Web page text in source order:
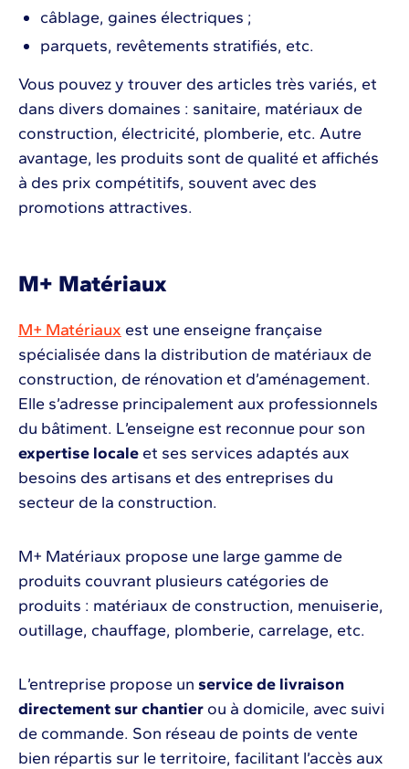
câblage, gaines électriques ;
parquets, revêtements stratifiés, etc.
Vous pouvez y trouver des articles très variés, et
dans divers domaines : sanitaire, matériaux de
construction, électricité, plomberie, etc. Autre
avantage, les produits sont de qualité et affichés
à des prix compétitifs, souvent avec des
promotions attractives.
M+ Matériaux
M+ Matériaux est une enseigne française
spécialisée dans la distribution de matériaux de
construction, de rénovation et d’aménagement.
Elle s’adresse principalement aux professionnels
du bâtiment. L’enseigne est reconnue pour son
expertise locale et ses services adaptés aux
besoins des artisans et des entreprises du
secteur de la construction.
M+ Matériaux propose une large gamme de
produits couvrant plusieurs catégories de
produits : matériaux de construction, menuiserie,
outillage, chauffage, plomberie, carrelage, etc.
L’entreprise propose un service de livraison
directement sur chantier ou à domicile, avec suivi
de commande. Son réseau de points de vente
bien répartis sur le territoire, facilitant l’accès aux